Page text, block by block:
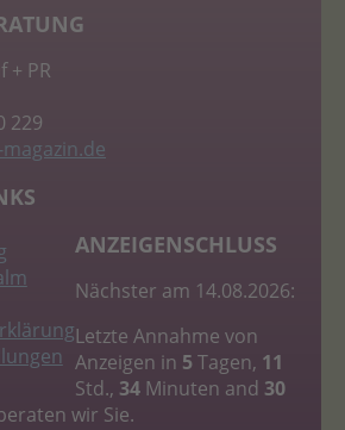
+ PR
229
ANZEIGENSCHLUSS
Nächster am 14.08.2026:
Letzte Annahme von
Anzeigen in 5 Tagen, 11
Std., 34Minuten and 30
wir Sie.